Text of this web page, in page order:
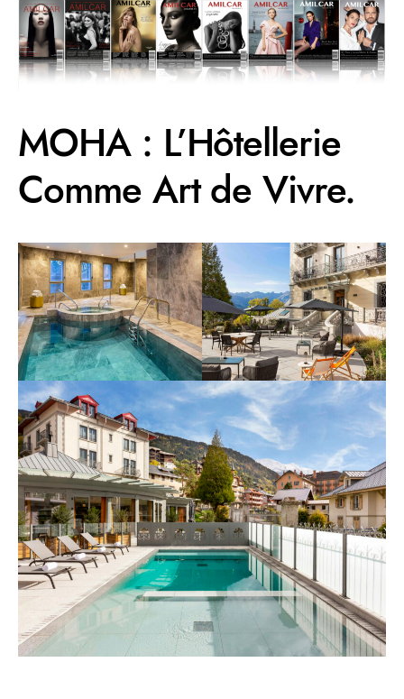
MOHA : L’Hôtellerie
Comme Art de Vivre.